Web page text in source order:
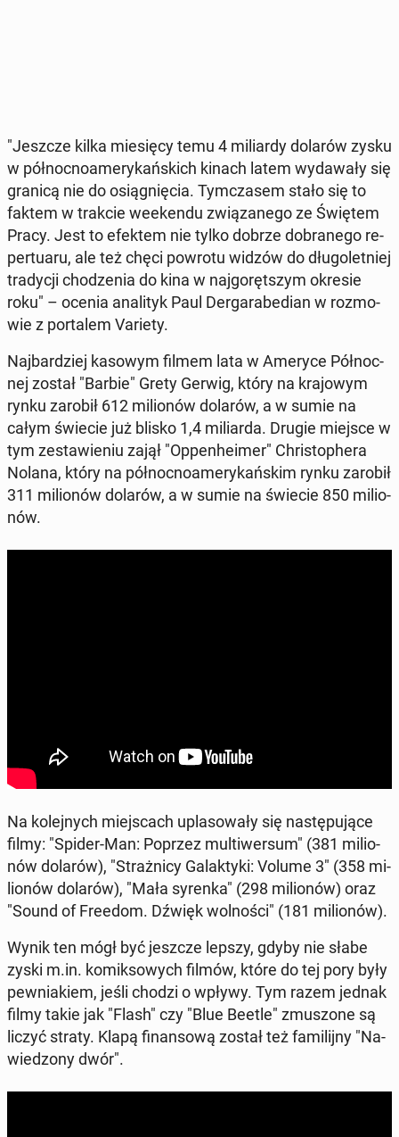
"Jeszcze kilka mie­się­cy temu 4 mi­liar­dy dolarów zysku
w pół­noc­no­ame­ry­kań­skich kinach latem wy­da­wa­ły się
granicą nie do osią­gnię­cia. Tym­cza­sem stało się to
faktem w trakcie week­en­du zwią­za­ne­go ze Świętem
Pracy. Jest to efektem nie tylko dobrze do­bra­ne­go re­
per­tu­aru, ale też chęci powrotu widzów do dłu­go­let­niej
tra­dy­cji cho­dze­nia do kina w naj­go­ręt­szym okresie
roku" – ocenia ana­li­tyk Paul Der­ga­ra­be­dian w roz­mo­
wie z por­ta­lem Variety.
Naj­bar­dziej kasowym filmem lata w Ameryce Pół­noc­
nej został "Barbie" Grety Gerwig, który na kra­jo­wym
rynku zarobił 612 mi­lio­nów dolarów, a w sumie na
całym świecie już blisko 1,4 mi­liar­da. Drugie miejsce w
tym ze­sta­wie­niu zajął "Op­pen­he­imer" Chri­sto­phe­ra
Nolana, który na pół­noc­no­ame­ry­kań­skim rynku zarobił
311 mi­lio­nów dolarów, a w sumie na świecie 850 mi­lio­
nów.
Na ko­lej­nych miej­scach upla­so­wa­ły się na­stę­pu­ją­ce
filmy: "Spider-Man: Poprzez mul­ti­wer­sum" (381 mi­lio­
nów dolarów), "Straż­ni­cy Ga­lak­ty­ki: Volume 3" (358 mi­
lio­nów dolarów), "Mała syrenka" (298 mi­lio­nów) oraz
"Sound of Freedom. Dźwięk wol­no­ści" (181 mi­lio­nów).
Wynik ten mógł być jeszcze lepszy, gdyby nie słabe
zyski m.in. ko­mik­so­wych filmów, które do tej pory były
pew­nia­kiem, jeśli chodzi o wpływy. Tym razem jednak
filmy takie jak "Flash" czy "Blue Beetle" zmu­szo­ne są
liczyć straty. Klapą fi­nan­so­wą został też fa­mi­lij­ny "Na­
wie­dzo­ny dwór".